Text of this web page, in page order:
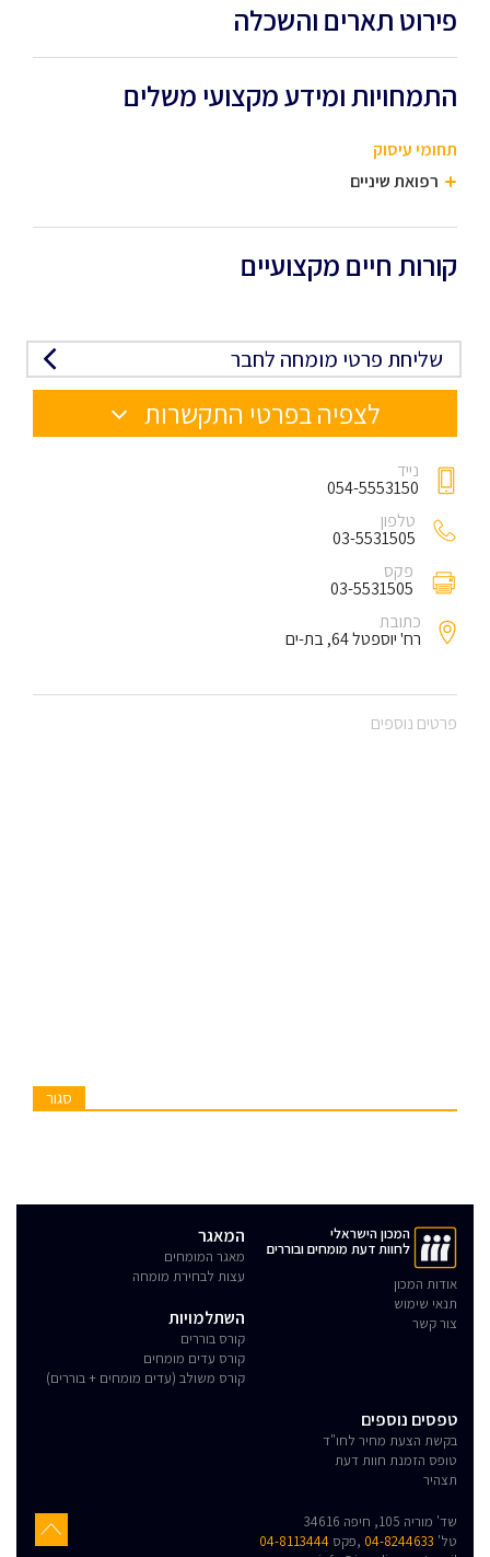
פירוט תארים והשכלה
התמחויות ומידע מקצועי משלים
תחומי עיסוק
רפואת שיניים
קורות חיים מקצועיים
שליחת פרטי מומחה לחבר
לצפיה בפרטי התקשרות
נייד
054-5553150
טלפון
03-5531505
פקס
03-5531505
כתובת
רח' יוספטל 64, בת-ים
פרטים נוספים
סגור
המכון הישראלי
לחוות דעת מומחים ובוררים
אודות המכון
תנאי שימוש
צור קשר
המאגר
מאגר המומחים
עצות לבחירת מומחה
השתלמויות
קורס בוררים
קורס עדים מומחים
קורס משולב (עדים מומחים + בוררים)
טפסים נוספים
בקשת הצעת מחיר לחו"ד
טופס הזמנת חוות דעת
תצהיר
שד' מוריה 105, חיפה 34616
טל' 04-8244633 ,פקס 04-8113444